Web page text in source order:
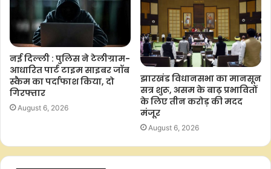
नई दिल्ली : पुलिस ने टेलीग्राम-
आधारित पार्ट टाइम साइबर जॉब
स्कैम का पर्दाफाश किया, दो
गिरफ्तार
August 6, 2026
झारखंड विधानसभा का मानसून
सत्र शुरू, असम के बाढ़ प्रभावितों
के लिए तीन करोड़ की मदद
मंजूर
August 6, 2026